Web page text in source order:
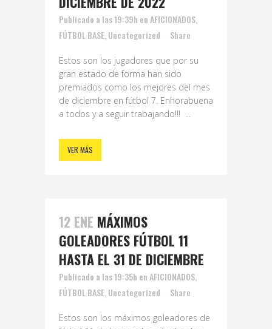
Publicado a las 19:39h enAFICIONADOS
FÚTBOL BASE Uncategorized Share
Estos son los jugadores que por su
gran estado de forma han sido
premiados como los mejores del mes
de diciembre en fútbol 7. Enhorabuena
a todos y a seguir trabajando!!! ...
VER MÁS
12 ENE MÁXIMOS
GOLEADORES FÚTBOL 11
HASTA EL 31 DE DICIEMBRE
Publicado a las 19:35h enAFICIONADOS
FÚTBOL BASE Uncategorized Share
Estos son los máximos goleadores de